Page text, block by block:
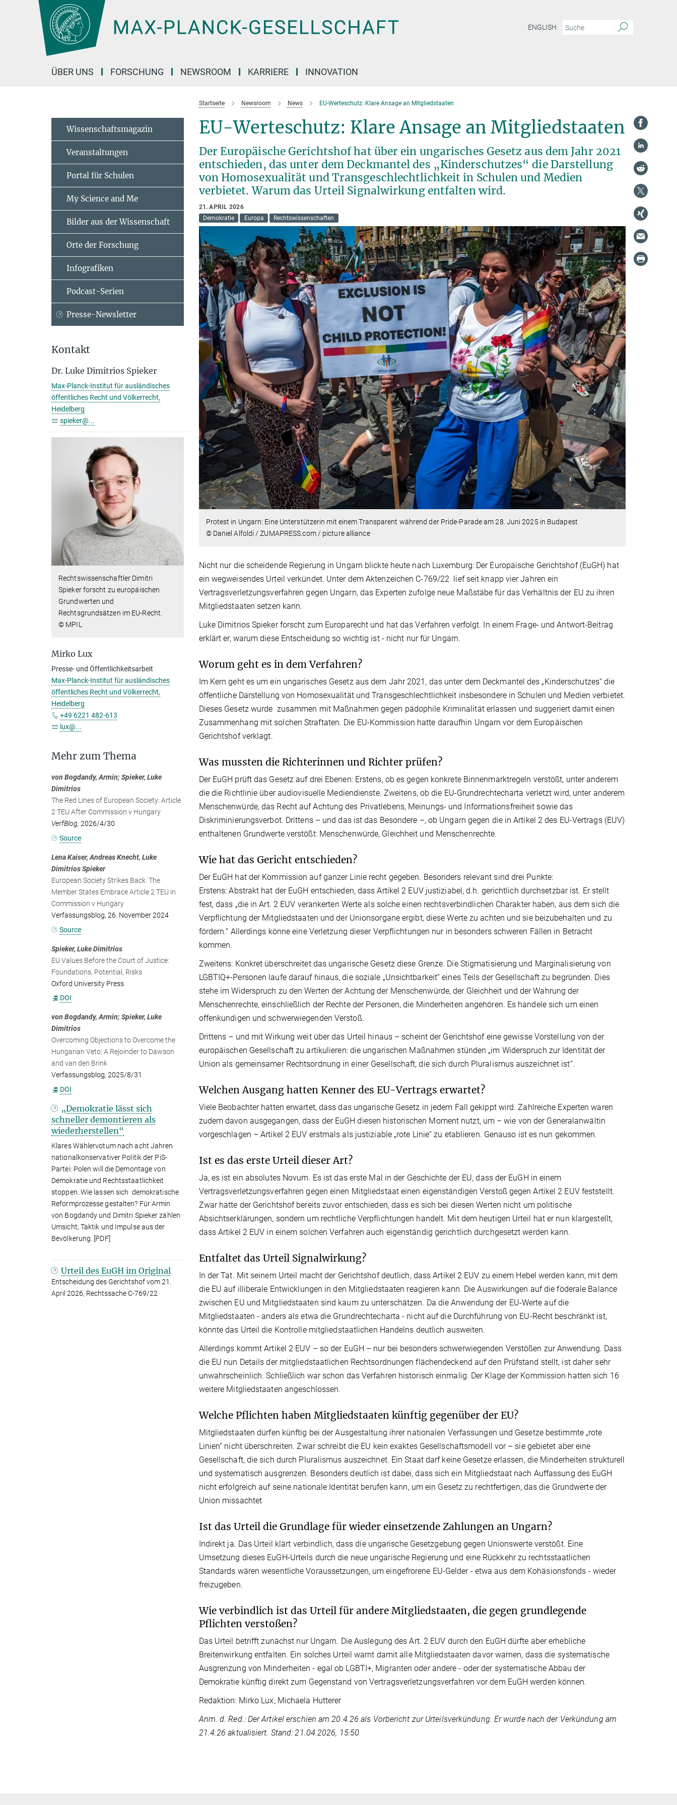
Hauptinhalt
ENGLISH
ÜBER UNS FORSCHUNG NEWSROOM KARRIERE INNOVATION
Startseite Newsroom News EU-Werteschutz: Klare Ansage an Mitgliedstaaten
EU-Werteschutz: Klare Ansage an Mitgliedstaaten
Der Europäische Gerichtshof hat über ein ungarisches Gesetz aus dem Jahr 2021
entschieden, das unter dem Deckmantel des „Kinderschutzes“ die Darstellung
von Homosexualität und Transgeschlechtlichkeit in Schulen und Medien
verbietet. Warum das Urteil Signalwirkung entfalten wird.
21. APRIL 2026
Demokratie
Europa Rechtswissenschaften
Protest in Ungarn: Eine Unterstützerin mit einem Transparent während der Pride-Parade am 28. Juni 2025 in Budapest
© Daniel Alfoldi / ZUMAPRESS.com / picture alliance
Nicht nur die scheidende Regierung in Ungarn blickte heute nach Luxemburg: Der Europäische Gerichtshof (EuGH) hat
ein wegweisendes Urteil verkündet. Unter dem Aktenzeichen C‑769/22 lief seit knapp vier Jahren ein
Vertragsverletzungsverfahren gegen Ungarn, das Experten zufolge neue Maßstäbe für das Verhältnis der EU zu ihren
Mitgliedstaaten setzen kann.
Luke Dimitrios Spieker forscht zum Europarecht und hat das Verfahren verfolgt. In einem Frage- und Antwort-Beitrag
erklärt er, warum diese Entscheidung so wichtig ist - nicht nur für Ungarn.
Worum geht es in dem Verfahren?
Im Kern geht es um ein ungarisches Gesetz aus dem Jahr 2021, das unter dem Deckmantel des „Kinderschutzes“ die
öffentliche Darstellung von Homosexualität und Transgeschlechtlichkeit insbesondere in Schulen und Medien verbietet.
Dieses Gesetz wurde zusammen mit Maßnahmen gegen pädophile Kriminalität erlassen und suggeriert damit einen
Zusammenhang mit solchen Straftaten. Die EU-Kommission hatte daraufhin Ungarn vor dem Europäischen
Gerichtshof verklagt.
Was mussten die Richterinnen und Richter prüfen?
Der EuGH prüft das Gesetz auf drei Ebenen: Erstens, ob es gegen konkrete Binnenmarktregeln verstößt, unter anderem
die die Richtlinie über audiovisuelle Mediendienste. Zweitens, ob die EU-Grundrechtecharta verletzt wird, unter anderem
Menschenwürde, das Recht auf Achtung des Privatlebens, Meinungs- und Informationsfreiheit sowie das
Diskriminierungsverbot. Drittens – und das ist das Besondere –, ob Ungarn gegen die in Artikel 2 des EU-Vertrags (EUV)
enthaltenen Grundwerte verstößt: Menschenwürde, Gleichheit und Menschenrechte.
Wie hat das Gericht entschieden?
Der EuGH hat der Kommission auf ganzer Linie recht gegeben. Besonders relevant sind drei Punkte:
Erstens: Abstrakt hat der EuGH entschieden, dass Artikel 2 EUV justiziabel, d.h. gerichtlich durchsetzbar ist. Er stellt
fest, dass „die in Art. 2 EUV verankerten Werte als solche einen rechtsverbindlichen Charakter haben, aus dem sich die
Verpflichtung der Mitgliedstaaten und der Unionsorgane ergibt, diese Werte zu achten und sie beizubehalten und zu
fördern.“ Allerdings könne eine Verletzung dieser Verpflichtungen nur in besonders schweren Fällen in Betracht
kommen.
Zweitens: Konkret überschreitet das ungarische Gesetz diese Grenze. Die Stigmatisierung und Marginalisierung von
LGBTIQ+-Personen laufe darauf hinaus, die soziale „Unsichtbarkeit“ eines Teils der Gesellschaft zu begründen. Dies
stehe im Widerspruch zu den Werten der Achtung der Menschenwürde, der Gleichheit und der Wahrung der
Menschenrechte, einschließlich der Rechte der Personen, die Minderheiten angehören. Es handele sich um einen
offenkundigen und schwerwiegenden Verstoß.
Drittens – und mit Wirkung weit über das Urteil hinaus – scheint der Gerichtshof eine gewisse Vorstellung von der
europäischen Gesellschaft zu artikulieren: die ungarischen Maßnahmen stünden „im Widerspruch zur Identität der
Union als gemeinsamer Rechtsordnung in einer Gesellschaft, die sich durch Pluralismus auszeichnet ist“.
Welchen Ausgang hatten Kenner des EU-Vertrags erwartet?
Viele Beobachter hatten erwartet, dass das ungarische Gesetz in jedem Fall gekippt wird. Zahlreiche Experten waren
zudem davon ausgegangen, dass der EuGH diesen historischen Moment nutzt, um – wie von der Generalanwältin
vorgeschlagen – Artikel 2 EUV erstmals als justiziable „rote Linie“ zu etablieren. Genauso ist es nun gekommen.
Ist es das erste Urteil dieser Art?
Ja, es ist ein absolutes Novum. Es ist das erste Mal in der Geschichte der EU, dass der EuGH in einem
Vertragsverletzungsverfahren gegen einen Mitgliedstaat einen eigenständigen Verstoß gegen Artikel 2 EUV feststellt.
Zwar hatte der Gerichtshof bereits zuvor entschieden, dass es sich bei diesen Werten nicht um politische
Absichtserklärungen, sondern um rechtliche Verpflichtungen handelt. Mit dem heutigen Urteil hat er nun klargestellt,
dass Artikel 2 EUV in einem solchen Verfahren auch eigenständig gerichtlich durchgesetzt werden kann.
Entfaltet das Urteil Signalwirkung?
In der Tat. Mit seinem Urteil macht der Gerichtshof deutlich, dass Artikel 2 EUV zu einem Hebel werden kann, mit dem
die EU auf illiberale Entwicklungen in den Mitgliedstaaten reagieren kann. Die Auswirkungen auf die föderale Balance
zwischen EU und Mitgliedstaaten sind kaum zu unterschätzen. Da die Anwendung der EU-Werte auf die
Mitgliedstaaten - anders als etwa die Grundrechtecharta - nicht auf die Durchführung von EU-Recht beschränkt ist,
könnte das Urteil die Kontrolle mitgliedstaatlichen Handelns deutlich ausweiten.
Allerdings kommt Artikel 2 EUV – so der EuGH – nur bei besonders schwerwiegenden Verstößen zur Anwendung. Dass
die EU nun Details der mitgliedstaatlichen Rechtsordnungen flächendeckend auf den Prüfstand stellt, ist daher sehr
unwahrscheinlich. Schließlich war schon das Verfahren historisch einmalig. Der Klage der Kommission hatten sich 16
weitere Mitgliedstaaten angeschlossen.
Welche Pflichten haben Mitgliedstaaten künftig gegenüber der EU?
Mitgliedstaaten dürfen künftig bei der Ausgestaltung ihrer nationalen Verfassungen und Gesetze bestimmte „rote
Linien“ nicht überschreiten. Zwar schreibt die EU kein exaktes Gesellschaftsmodell vor – sie gebietet aber eine
Gesellschaft, die sich durch Pluralismus auszeichnet. Ein Staat darf keine Gesetze erlassen, die Minderheiten strukturell
und systematisch ausgrenzen. Besonders deutlich ist dabei, dass sich ein Mitgliedstaat nach Auffassung des EuGH
nicht erfolgreich auf seine nationale Identität berufen kann, um ein Gesetz zu rechtfertigen, das die Grundwerte der
Union missachtet
Ist das Urteil die Grundlage für wieder einsetzende Zahlungen an Ungarn?
Indirekt ja. Das Urteil klärt verbindlich, dass die ungarische Gesetzgebung gegen Unionswerte verstößt. Eine
Umsetzung dieses EuGH-Urteils durch die neue ungarische Regierung und eine Rückkehr zu rechtsstaatlichen
Standards wären wesentliche Voraussetzungen, um eingefrorene EU-Gelder - etwa aus dem Kohäsionsfonds - wieder
freizugeben.
Wie verbindlich ist das Urteil für andere Mitgliedstaaten, die gegen grundlegende
Pflichten verstoßen?
Das Urteil betrifft zunächst nur Ungarn. Die Auslegung des Art. 2 EUV durch den EuGH dürfte aber erhebliche
Breitenwirkung entfalten. Ein solches Urteil warnt damit alle Mitgliedstaaten davor warnen, dass die systematische
Ausgrenzung von Minderheiten - egal ob LGBTI+, Migranten oder andere - oder der systematische Abbau der
Demokratie künftig direkt zum Gegenstand von Vertragsverletzungsverfahren vor dem EuGH werden können.
Redaktion: Mirko Lux, Michaela Hutterer
Anm. d. Red.: Der Artikel erschien am 20.4.26 als Vorbericht zur Urteilsverkündung. Er wurde nach der Verkündung am
21.4.26 aktualisiert. Stand: 21.04.2026, 15:50
Wissenschaftsmagazin
Veranstaltungen
Portal für Schulen
My Science and Me
Bilder aus der Wissenschaft
Orte der Forschung
Infografiken
Podcast-Serien
Presse-Newsletter
Kontakt
Dr. Luke Dimitrios Spieker
Max-Planck-Institut für ausländisches
öffentliches Recht und Völkerrecht,
Heidelberg
spieker@...
Rechtswissenschaftler Dimitri
Spieker forscht zu europäischen
Grundwerten und
Rechtsgrundsätzen im EU-Recht.
© MPIL
Mirko Lux
Presse- und Öffentlichkeitsarbeit
Max-Planck-Institut für ausländisches
öffentliches Recht und Völkerrecht,
Heidelberg
+49 6221 482-613
lux@...
Mehr zum Thema
von Bogdandy, Armin; Spieker, Luke
Dimitrios
The Red Lines of European Society: Article
2 TEU After Commission v Hungary
VerfBlog, 2026/4/30
Source
Lena Kaiser, Andreas Knecht, Luke
Dimitrios Spieker
European Society Strikes Back. The
Member States Embrace Article 2 TEU in
Commission v Hungary
Verfassungsblog, 26. November 2024
Source
Spieker, Luke Dimitrios
EU Values Before the Court of Justice:
Foundations, Potential, Risks
Oxford University Press
DOI
von Bogdandy, Armin; Spieker, Luke
Dimitrios
Overcoming Objections to Overcome the
Hungarian Veto: A Rejoinder to Dawson
and van den Brink
Verfassungsblog, 2025/8/31
DOI
„Demokratie lässt sich
schneller demontieren als
wiederherstellen“
Klares Wählervotum nach acht Jahren
nationalkonservativer Politik der PiS-
Partei: Polen will die Demontage von
Demokratie und Rechtsstaatlichkeit
stoppen. Wie lassen sich demokratische
Reformprozesse gestalten? Für Armin
von Bogdandy und Dimitri Spieker zählen
Umsicht, Taktik und Impulse aus der
Bevölkerung. [PDF]
Urteil des EuGH im Original
Entscheidung des Gerichtshof vom 21.
April 2026, Rechtssache C-769/22